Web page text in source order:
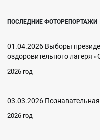
ПОСЛЕДНИЕ ФОТОРЕПОРТАЖИ
01.04.2026 Выборы
оздоровительного лагеря
2026 год
03.03.2026
2026 год